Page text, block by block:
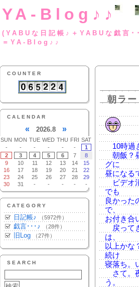
YA-Blog♪♪
(YABUな日記帳♪
＝YA-Blog♪♪
COUNTER
CALENDAR
« 2026.8 »
SUN MON TUE WED THU FRI SAT
-
- - - - -
1
2
3 4 5 6 7
8
9
10 11 12 13 14
15
16
17 18 19 20 21
22
23
24 25 26 27 28
29
30
31 - - - - -
CATEGORY
日記帳♪ （5972件）
戯言･･･♪ （28件）
旧Log （27件）
SEARCH
朝ラー
10時過
朝飯？
グに
昼になる
ビデオ
でも
良かった
で、
お付き合
戻って
は、
以上かな
続け
寝落ち。
さて。
う。